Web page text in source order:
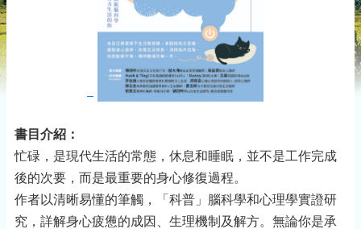
書目介紹：
忙碌，是現代生活的常態，休息和睡眠，並不是工作完成
後的次要，而是最重要的身心修復過程。
作者以清晰易懂的筆觸，「科普」腦科學和心理學實證研
究，詳解身心疲憊的成因、生理機制及解方。無論你是承